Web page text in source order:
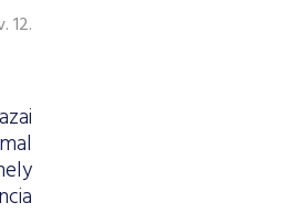
12.